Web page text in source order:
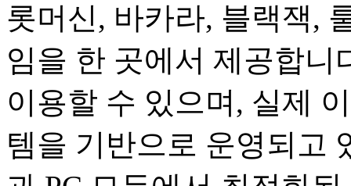
롯머신, 바카라, 블랙잭,
임을 한 곳에서 제공합니
이용할 수 있으며, 실제
템을 기반으로 운영되고